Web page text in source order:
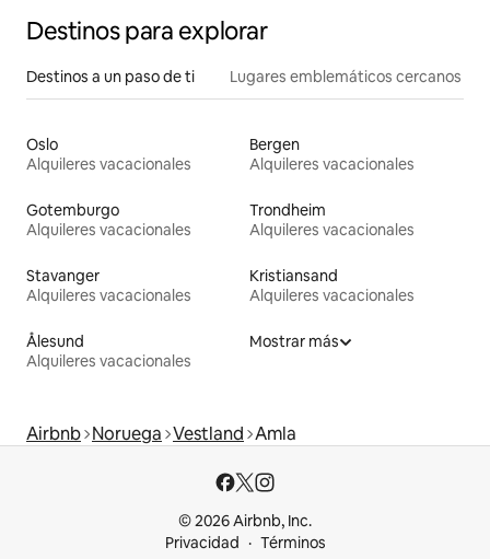
Destinos para explorar
Destinos a un paso de ti Lugares emblemáticos cercanos
Oslo
Alquileres vacacionales
Bergen
Alquileres vacacionales
Gotemburgo
Alquileres vacacionales
Trondheim
Alquileres vacacionales
Stavanger
Alquileres vacacionales
Kristiansand
Alquileres vacacionales
Ålesund
Alquileres vacacionales
Mostrar más
Airbnb Noruega Vestland Amla
© 2026 Airbnb, Inc.
Privacidad
Términos